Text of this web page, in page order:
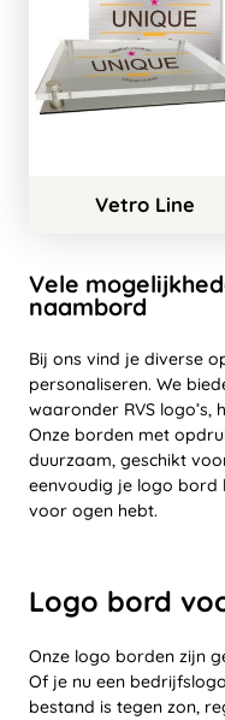
Vetro Line
Vele
naambord
Bij ons vind je diverse
personaliseren. We
waaronder RVS logo’s,
Onze borden met
duurzaam, geschikt
eenvoudig je logo bord
voor ogen hebt.
Logo bord
Onze logo borden zijn
Of je nu een
bestand is tegen zon,